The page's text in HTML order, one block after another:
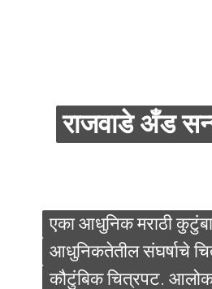
एका आधुनिक मराठी
आधुनिकतेतील संघर्षाचे
कौटुंबिक चित्रपट.
एका आधुनिक मराठी
आधुनिकतेतील संघर्षाचे
कौटुंबिक चित्रपट.
राजवाडे अँड
राजवाडे अँड